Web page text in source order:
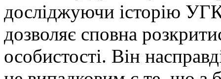
досліджуючи історію
дозволяє сповна
особистості. Він